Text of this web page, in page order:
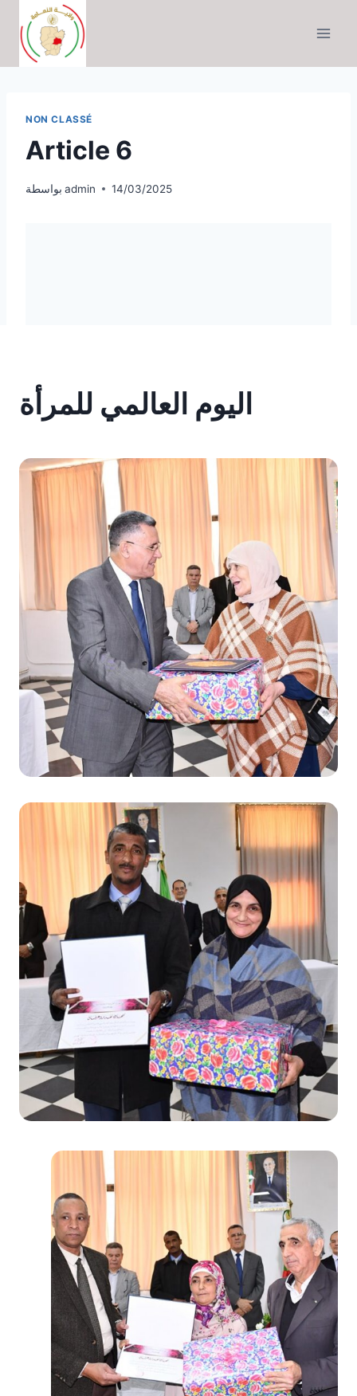
التجاوز
المحتوى
NON CLASSÉ
Article 6
بواسطة admin 14/03/2025
اليوم العالمي للمرأة